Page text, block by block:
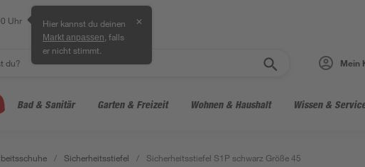
Uhr Hier kannst du deinen
Markt anpassen , falls
er nicht stimmt.
✕
Mein
Bad & Sanitär Garten & Freizeit Wohnen & Haushalt Wissen &
/ Sicherheitsstiefel / Sicherheitsstiefel S1P schwarz Größe 45